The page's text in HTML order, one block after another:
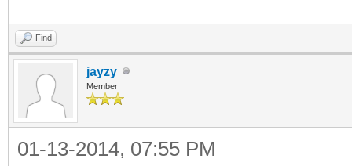
Find
jayzy
Member
01-13-2014, 07:55 PM